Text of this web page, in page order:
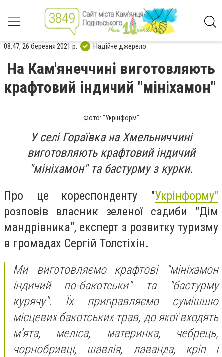
08:47, 26 березня 2021 р. Надійне джерело
На Кам'янеччині виготовляють
крафтовий індичий "мініхамон"
Фото: "Укрінформ"
У селі Гораївка на Хмельниччині
виготовляють крафтовий індичий
"мініхамон" та бастурму з курки.
Про це кореспонденту "Укрінформу"
розповів власник зеленої садиби "Дім
мандрівника", експерт з розвитку туризму
в громадах Сергій Толстіхін.
Ми виготовляємо крафтові "мініхамон
індичий по-бакотськи" та "бастурму
курячу". Їх приправляємо сумішшю
місцевих бакотських трав, до якої входять
м’ята, меліса, материнка, чебрець,
чорнобривці, шавлія, лаванда, кріп і